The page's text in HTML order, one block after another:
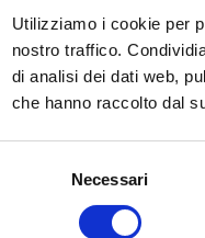
Utilizziamo i cookie per
nostro traffico.
di analisi dei dati web,
che hanno raccolto dal
Necessari
29 luglio 2023
di
sostenibile
/ locali